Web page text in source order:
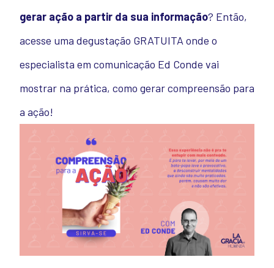
gerar ação a partir da sua informação? Então,
acesse uma degustação GRATUITA onde o
especialista em comunicação Ed Conde vai
mostrar na prática, como gerar compreensão para
a ação!